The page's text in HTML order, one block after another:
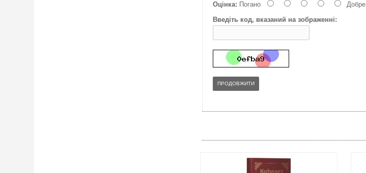
Оцінка: Погано
Добре
Введіть код, вказаний на зображенні:
ПРОДОВЖИТИ